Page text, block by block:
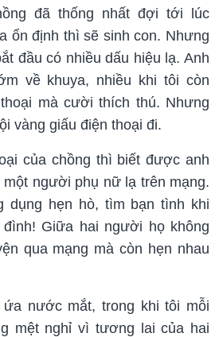
đã thống nhất đợi tới lúc
ổn định thì sẽ sinh con. Nhưng
đầu có nhiều dấu hiệu lạ. Anh
về khuya, nhiều khi tôi còn
mà cười thích thú. Nhưng
vàng giấu điện thoại đi.
của chồng thì biết được anh
người phụ nữ lạ trên mạng.
dụng hẹn hò, tìm bạn tình khi
Giữa hai người họ không
qua mạng mà còn hẹn nhau
nước mắt, trong khi tôi mỗi
mệt nghỉ vì tương lai của hai